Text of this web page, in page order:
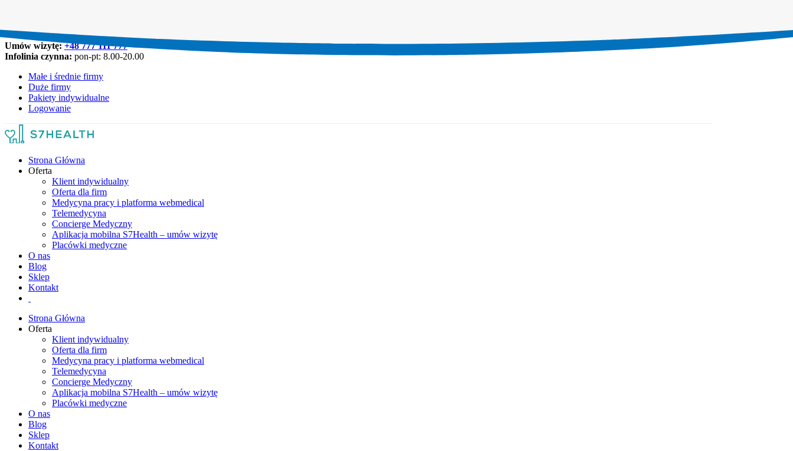
Umów wizytę:+48 777 111 777
Infolinia czynna: pon-pt: 8.00-20.00
Małe i średnie firmy
Duże firmy
Pakiety indywidualne
Logowanie
Strona Główna
Oferta
Klient indywidualny
Oferta dla firm
Medycyna pracy i platforma webmedical
Telemedycyna
Concierge Medyczny
Aplikacja mobilna S7Health – umów wizytę
Placówki medyczne
O nas
Blog
Sklep
Kontakt
Strona Główna
Oferta
Klient indywidualny
Oferta dla firm
Medycyna pracy i platforma webmedical
Telemedycyna
Concierge Medyczny
Aplikacja mobilna S7Health – umów wizytę
Placówki medyczne
O nas
Blog
Sklep
Kontakt